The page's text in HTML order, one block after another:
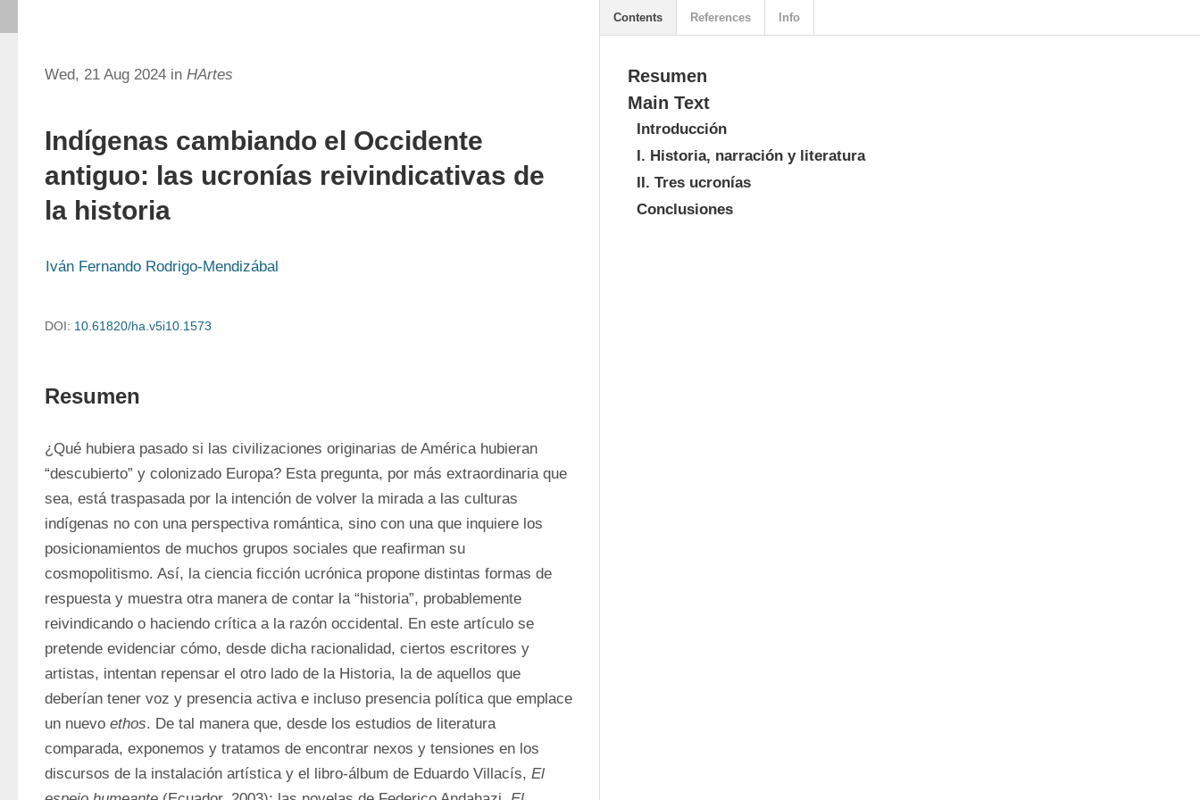
Wed, 21 Aug 2024 in HArtes
Indígenas cambiando el Occidente
antiguo: las ucronías reivindicativas de
la historia
Iván Fernando Rodrigo-Mendizábal
DOI: 10.61820/ha.v5i10.1573
Resumen
¿Qué hubiera pasado si las civilizaciones originarias de América hubieran
“descubierto” y colonizado Europa? Esta pregunta, por más extraordinaria que
sea, está traspasada por la intención de volver la mirada a las culturas
indígenas no con una perspectiva romántica, sino con una que inquiere los
posicionamientos de muchos grupos sociales que reafirman su
cosmopolitismo. Así, la ciencia ficción ucrónica propone distintas formas de
respuesta y muestra otra manera de contar la “historia”, probablemente
reivindicando o haciendo crítica a la razón occidental. En este artículo se
pretende evidenciar cómo, desde dicha racionalidad, ciertos escritores y
artistas, intentan repensar el otro lado de la Historia, la de aquellos que
deberían tener voz y presencia activa e incluso presencia política que emplace
un nuevo ethos. De tal manera que, desde los estudios de literatura
comparada, exponemos y tratamos de encontrar nexos y tensiones en los
discursos de la instalación artística y el libro-álbum de Eduardo Villacís, El
Resumen
Main Text
Introducción
I. Historia, narración y literatura
II. Tres ucronías
Conclusiones
Contents References Info